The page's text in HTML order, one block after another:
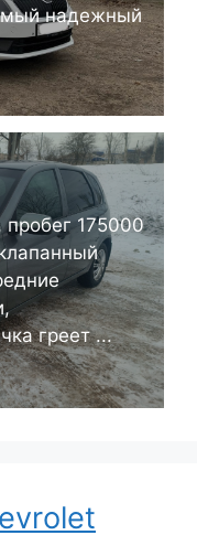
надежный
175000
греет ...